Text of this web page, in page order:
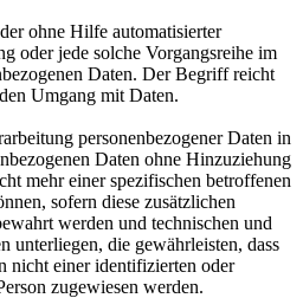
ohne Hilfe automatisierter
oder jede solche Vorgangsreihe im
Daten. Der Begriff reicht
Umgang mit Daten.
personenbezogener Daten in
Daten ohne Hinzuziehung
mehr einer spezifischen betroffenen
sofern diese zusätzlichen
werden und technischen und
unterliegen, die gewährleisten, dass
nicht einer identifizierten oder
zugewiesen werden.